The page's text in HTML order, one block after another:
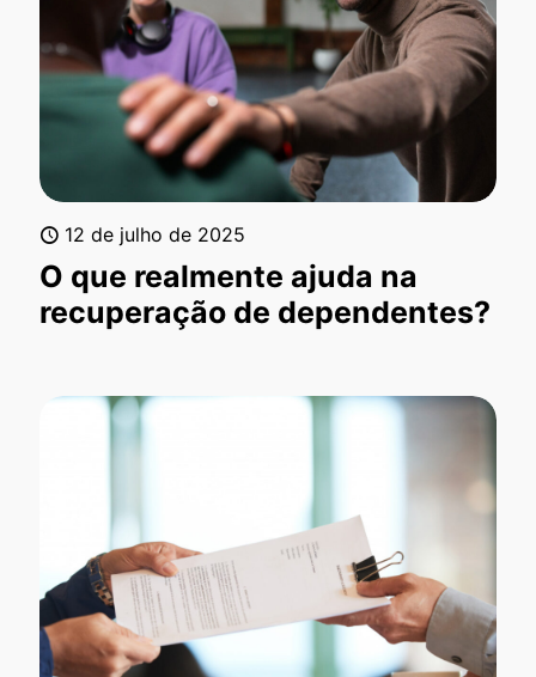
12 de julho de 2025
O que realmente ajuda na
recuperação de dependentes?